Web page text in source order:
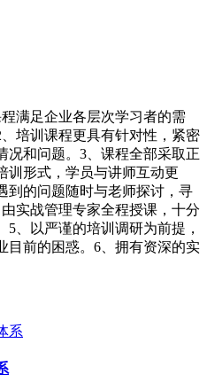
满足企业各层次学习者的需
培训课程更具有针对性，紧密
况和问题。3、课程全部采取正
训形式，学员与讲师互动更
到的问题随时与老师探讨，寻
实战管理专家全程授课，十分
、以严谨的培训调研为前提，
目前的困惑。6、拥有资深的实